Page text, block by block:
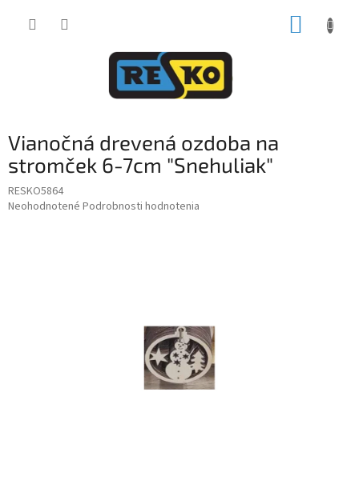
Vianočná drevená ozdoba na
stromček 6-7cm "Snehuliak"
RESKO5864
Priemerné
Neohodnotené Podrobnosti hodnotenia